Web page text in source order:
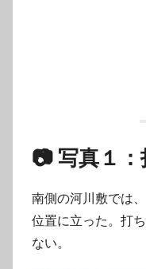
📷 写真１
南側の河川敷では
位置に立った。打
ない。